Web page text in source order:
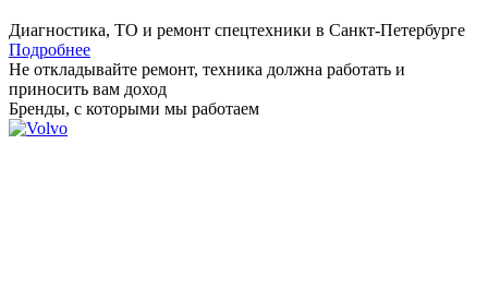
Диагностика, ТО и ремонт спецтехники в Санкт-Петербурге
Подробнее
Не откладывайте ремонт, техника должна работать и
приносить вам доход
Бренды, с которыми мы работаем